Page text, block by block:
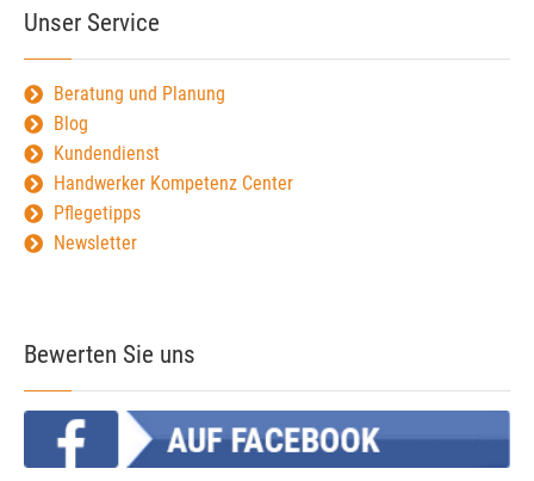
Unser Service
Beratung und Planung
Blog
Kundendienst
Handwerker Kompetenz Center
Pflegetipps
Newsletter
Bewerten Sie uns